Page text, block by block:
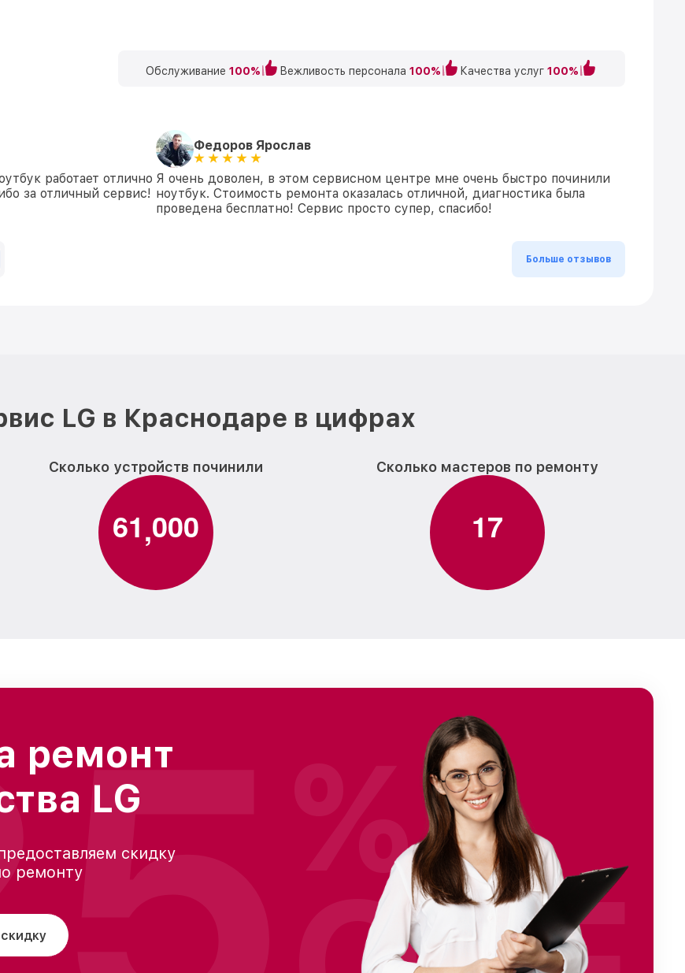
Обслуживание 100% Вежливость персонала 100% Качества услуг 100%
работает отлично
за отличный сервис!
Федоров Ярослав
Я очень доволен, в этом сервисном центре мне очень быстро починили
ноутбук. Стоимость ремонта оказалась отличной, диагностика была
проведена бесплатно! Сервис просто супер, спасибо!
Больше отзывов
LG в Краснодаре в цифрах
Сколько устройств починили
61,000
Сколько мастеров по ремонту
17
ремонт
LG
скидку
ремонту
%